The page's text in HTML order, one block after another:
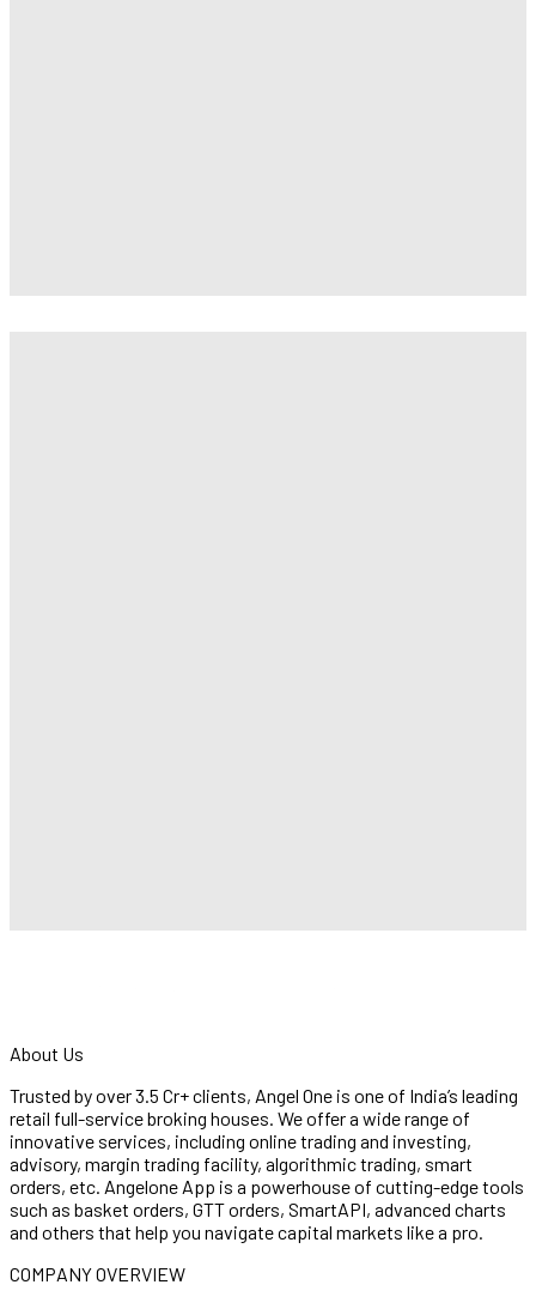
About Us
Trusted by over 3.5 Cr+ clients, Angel One is one of India’s leading
retail full-service broking houses. We offer a wide range of
innovative services, including online trading and investing,
advisory, margin trading facility, algorithmic trading, smart
orders, etc. Angelone App is a powerhouse of cutting-edge tools
such as basket orders, GTT orders, SmartAPI, advanced charts
and others that help you navigate capital markets like a pro.
COMPANY OVERVIEW